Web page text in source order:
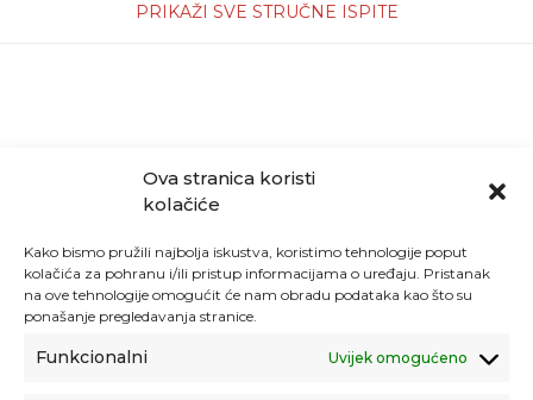
Ova stranica koristi
kolačiće
Kako bismo pružili najbolja iskustva, koristimo tehnologije poput
kolačića za pohranu i/ili pristup informacijama o uređaju. Pristanak
na ove tehnologije omogućit će nam obradu podataka kao što su
ponašanje pregledavanja stranice.
Funkcionalni Uvijek omogućeno
PRIKAŽI SVE STRUČNE ISPITE